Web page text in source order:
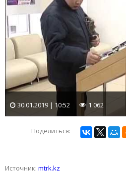
30.01.2019 | 10:52 1 062
Поделиться:
Источник: mtrk.kz